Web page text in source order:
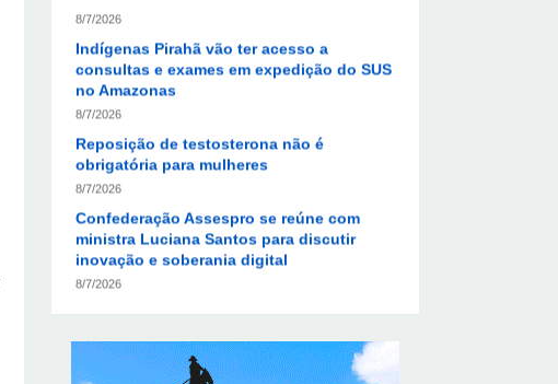
consultas e exames em expedição do SUS
no Amazonas
8/7/2026
Reposição de testosterona não é
obrigatória para mulheres
8/7/2026
Confederação Assespro se reúne com
ministra Luciana Santos para discutir
inovação e soberania digital
8/7/2026
ABIMAQ promove workshop sobre contas
correntes em moeda estrangeira para
KRJ destaca conector KARP durante o 55º